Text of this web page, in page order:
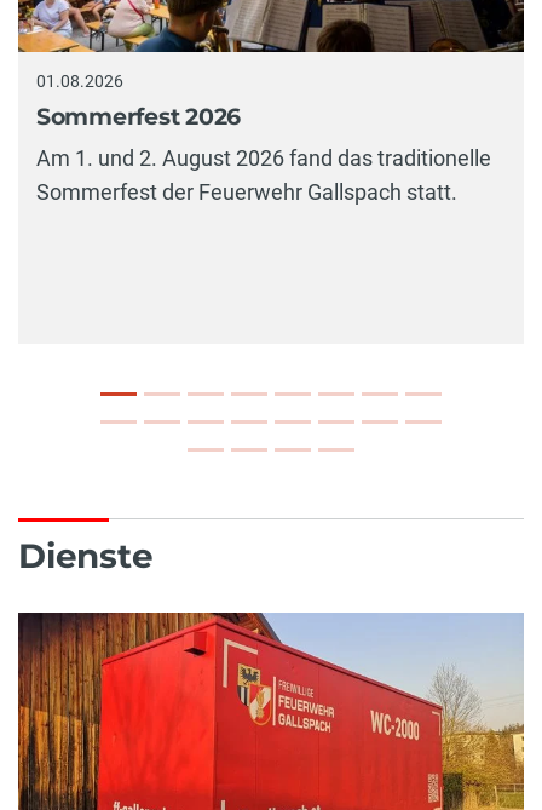
01.08.2026
Sommerfest 2026
Am 1. und 2. August 2026 fand das traditionelle
Sommerfest der Feuerwehr Gallspach statt.
Dienste